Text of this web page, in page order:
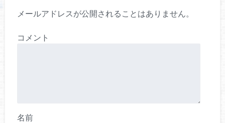
メールアドレスが公開されることはありません。
コメント
名前